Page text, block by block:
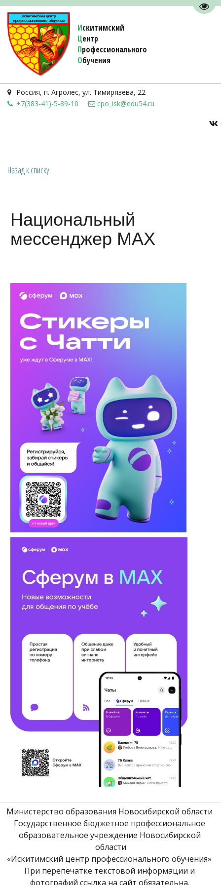
Искитимский
Центр
Профессионального
Обучения
Россия, п. Агролес, ул. Тимирязева, 22
+7(383-41)-5-89-10
cpo_isk@edu54.ru
Назад к списку
Национальный
мессенджер MAX
Министерство образования Новосибирской области
Государственное бюджетное профессиональное
образовательное учреждение Новосибирской
области
«Искитимский центр профессионального обучения»
При перепечатке текстовой информации и
фотографий ссылка на сайт обязательна.